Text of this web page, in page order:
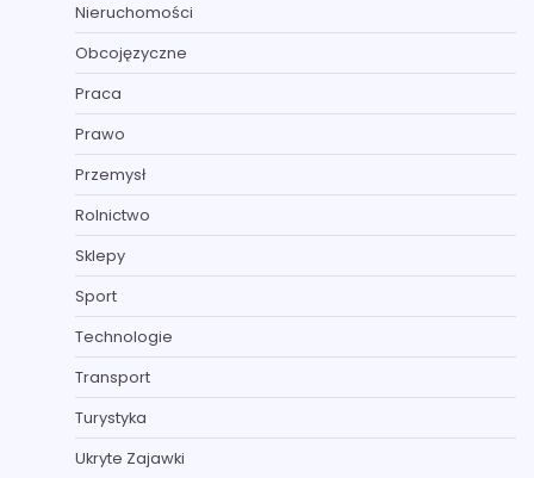
Nieruchomości
Obcojęzyczne
Praca
Prawo
Przemysł
Rolnictwo
Sklepy
Sport
Technologie
Transport
Turystyka
Ukryte Zajawki